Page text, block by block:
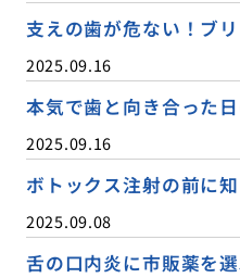
支えの歯が危ない！ブ
2025.09.16
本気で歯と向き合った
2025.09.16
ボトックス注射の前に
2025.09.08
舌の口内炎に市販薬を